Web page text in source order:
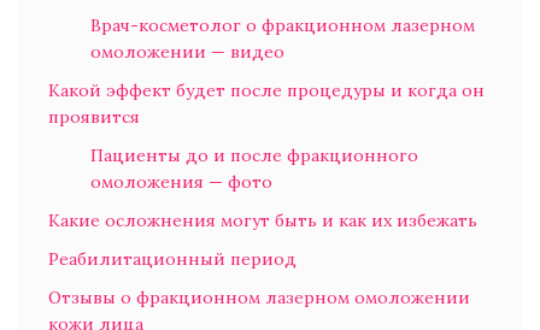
Врач-косметолог о фракционном лазерном
омоложении — видео
Какой эффект будет после процедуры и когда он
проявится
Пациенты до и после фракционного
омоложения — фото
Какие осложнения могут быть и как их избежать
Реабилитационный период
Отзывы о фракционном лазерном омоложении
кожи лица